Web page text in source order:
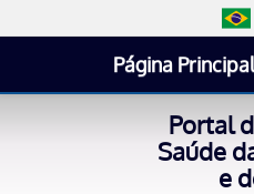
Página Principal
Portal
Saúde
e